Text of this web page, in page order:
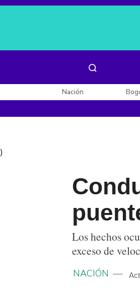
Nación
)
Los hechos
exceso de
NACIÓN